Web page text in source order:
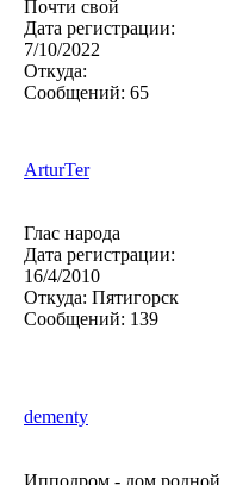
Почти свой
Дата регистрации:
7/10/2022
Откуда:
Сообщений: 65
ArturTer
Глас народа
Дата регистрации:
16/4/2010
Откуда: Пятигорск
Сообщений: 139
dementy
Ипподром - дом родной